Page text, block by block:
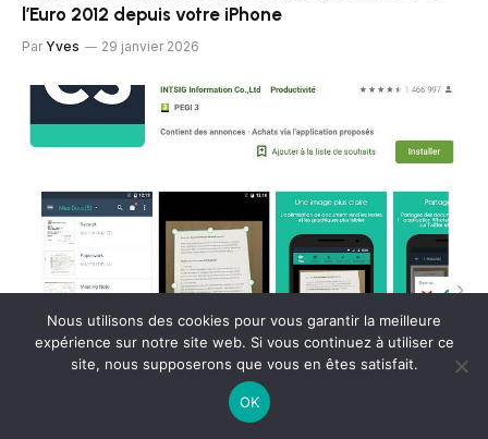
l’Euro 2012 depuis votre iPhone
Par Yves 29 janvier 2026
Top 5 des applications gratuites pour scanner un
Nous utilisons des cookies pour vous garantir la meilleure
expérience sur notre site web. Si vous continuez à utiliser ce
site, nous supposerons que vous en êtes satisfait.
OK